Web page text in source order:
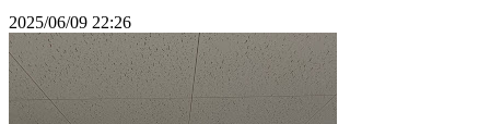
2025/06/09 22:26